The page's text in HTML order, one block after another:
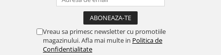
Vreau sa primesc newsletter cu promotiile
magazinului. Afla mai multe in Politica de
Confidentialitate